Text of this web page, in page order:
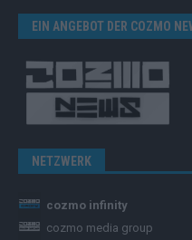
EIN ANGEBOT DER COZMO
NETZWERK
cozmo infinity
cozmo media group